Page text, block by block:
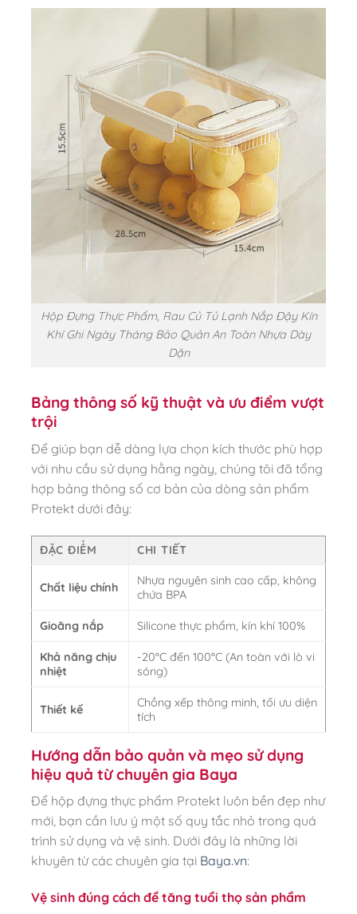
Hộp Đựng Thực Phẩm, Rau Củ Tủ Lạnh Nắp Đậy Kín
Khí Ghi Ngày Tháng Bảo Quản An Toàn Nhựa Dày
Dặn
Bảng thông số kỹ thuật và ưu điểm vượt
trội
Để giúp bạn dễ dàng lựa chọn kích thước phù hợp
với nhu cầu sử dụng hằng ngày, chúng tôi đã tổng
hợp bảng thông số cơ bản của dòng sản phẩm
Protekt dưới đây:
ĐẶC ĐIỂM CHI TIẾT
Chất liệu chính
Nhựa nguyên sinh cao cấp, không
chứa BPA
Gioăng nắp Silicone thực phẩm, kín khí 100%
Khả năng chịu
nhiệt
-20°C đến 100°C (An toàn với lò vi
sóng)
Thiết kế
Chồng xếp thông minh, tối ưu diện
tích
Hướng dẫn bảo quản và mẹo sử dụng
hiệu quả từ chuyên gia Baya
Để hộp đựng thực phẩm Protekt luôn bền đẹp như
mới, bạn cần lưu ý một số quy tắc nhỏ trong quá
trình sử dụng và vệ sinh. Dưới đây là những lời
khuyên từ các chuyên gia tại Baya.vn:
Vệ sinh đúng cách để tăng tuổi thọ sản phẩm